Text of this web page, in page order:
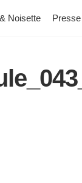
Noisette Presse